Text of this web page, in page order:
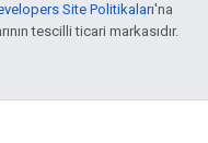
Site Politikaları'na
tescilli ticari markasıdır.